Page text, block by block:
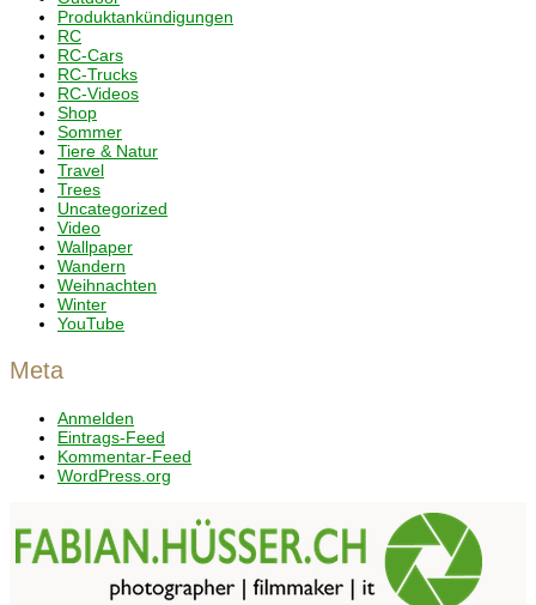
Produktankündigungen
RC
RC-Cars
RC-Trucks
RC-Videos
Shop
Sommer
Tiere & Natur
Travel
Trees
Uncategorized
Video
Wallpaper
Wandern
Weihnachten
Winter
YouTube
Meta
Anmelden
Eintrags-Feed
Kommentar-Feed
WordPress.org